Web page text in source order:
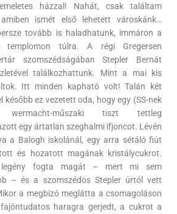
házzal! Nahát, csak találtam
ismét első lehetett városkánk…
tovább is haladhatunk, immáron a
templomon túlra. A régi Gregersen
szomszédságában Stepler Bernát
találkozhattunk. Mint a mai kis
Itt minden kapható volt! Talán két
később ez vezetett oda, hogy egy (SS-nek
wermacht-műszaki tiszt tettleg
egy ártatlan szeghalmi ifjoncot. Lévén
a Balogh iskolánál, egy arra sétáló fiút
és hozatott magának kristálycukrot.
fogta magát – mert mi sem
– és a szomszédos Stepler úrtól vett
a megbízó meglátta a csomagoláson
haragra gerjedt, a cukrot a